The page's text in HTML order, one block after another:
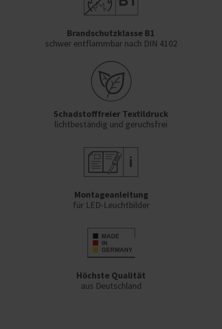
Brandschutzklasse B1
schwer entflammbar nach DIN 4102
Schadstofffreier Textildruck
lichtbeständig und geruchsfrei
Montageanleitung
für LED-Leuchtbilder
Höchste Qualität
aus Deutschland